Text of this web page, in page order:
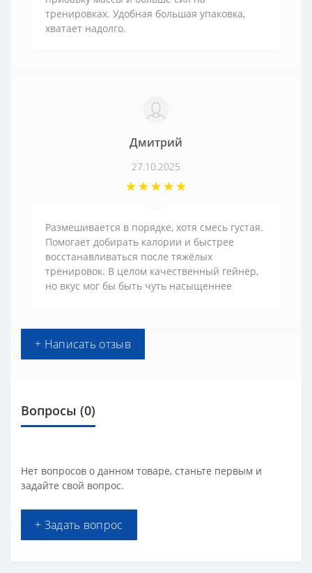
тренировках. Удобная большая упаковка,
хватает надолго.
Дмитрий
27.10.2025
Размешивается в порядке, хотя смесь густая.
Помогает добирать калории и быстрее
восстанавливаться после тяжёлых
тренировок. В целом качественный гейнер,
но вкус мог бы быть чуть насыщеннее
+ Написать отзыв
Вопросы (0)
Нет вопросов о данном товаре, станьте первым и
задайте свой вопрос.
+ Задать вопрос